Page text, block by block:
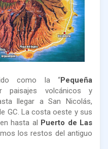
como la “Pequeña
paisajes volcánicos y
llegar a San Nicolás,
GC. La costa oeste y sus
hasta al Puerto de Las
los restos del antiguo